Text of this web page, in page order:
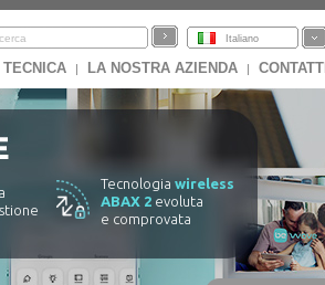
Italiano
| LA NOSTRA AZIENDA | CONTATTI
Tecnologia wireless
ABAX 2 evoluta
e comprovata